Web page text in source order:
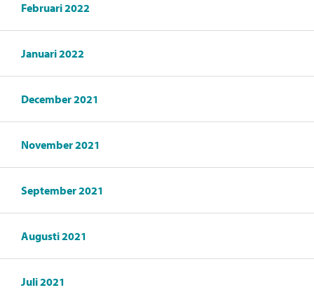
Februari 2022
Januari 2022
December 2021
November 2021
September 2021
Augusti 2021
Juli 2021